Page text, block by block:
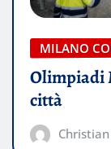
MILANO
Olimpiadi
città